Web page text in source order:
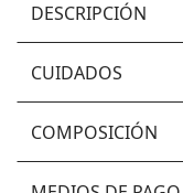
DESCRIPCIÓN
CUIDADOS
COMPOSICIÓN